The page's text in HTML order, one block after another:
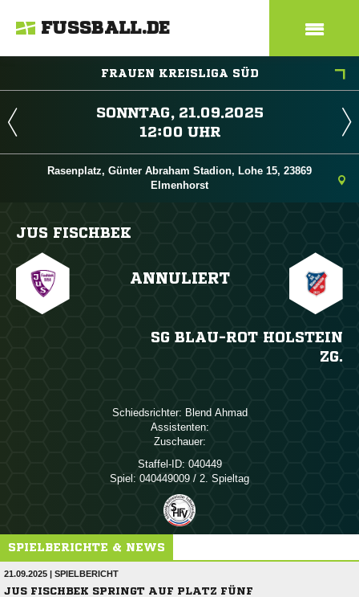
FUSSBALL.DE
FRAUEN KREISLIGA SÜD
 
 
Rasenplatz, Günter Abraham Stadion, Lohe 15, 23869
Elmenhorst
JUS FISCHBEK
ANNULIERT
SG BLAU-ROT HOLSTEIN
ZG.
Schiedsrichter:  
Assistenten:
Zuschauer:
Staffel-ID: 040449
Spiel: 040449009 / 2. Spieltag
SPIELBERICHTE & NEWS
21.09.2025 | SPIELBERICHT
JUS FISCHBEK SPRINGT AUF PLATZ FÜNF